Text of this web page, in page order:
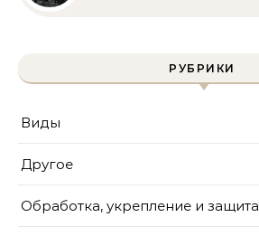
РУБРИКИ
Виды
Другое
Обработка, укрепление и защита